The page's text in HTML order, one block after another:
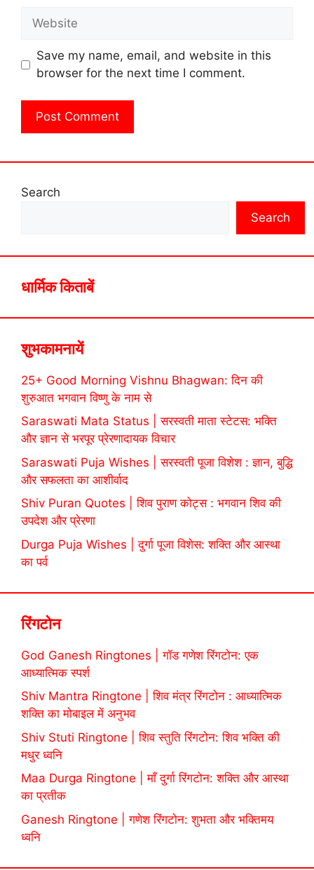
Website
Save my name, email, and website in this
browser for the next time I comment.
Search
Search
धार्मिक किताबें
शुभकामनायें
25+ Good Morning Vishnu Bhagwan: दिन की
शुरुआत भगवान विष्णु के नाम से
Saraswati Mata Status | सरस्वती माता स्टेटस: भक्ति
और ज्ञान से भरपूर प्रेरणादायक विचार
Saraswati Puja Wishes | सरस्वती पूजा विशेश : ज्ञान, बुद्धि
और सफलता का आशीर्वाद
Shiv Puran Quotes | शिव पुराण कोट्स : भगवान शिव की
उपदेश और प्रेरणा
Durga Puja Wishes | दुर्गा पूजा विशेस: शक्ति और आस्था
का पर्व
रिंगटोन
God Ganesh Ringtones | गॉड गणेश रिंगटोन: एक
आध्यात्मिक स्पर्श
Shiv Mantra Ringtone | शिव मंत्र रिंगटोन : आध्यात्मिक
शक्ति का मोबाइल में अनुभव
Shiv Stuti Ringtone | शिव स्तुति रिंगटोन: शिव भक्ति की
मधुर ध्वनि
Maa Durga Ringtone | माँ दुर्गा रिंगटोन: शक्ति और आस्था
का प्रतीक
Ganesh Ringtone | गणेश रिंगटोन: शुभता और भक्तिमय
ध्वनि